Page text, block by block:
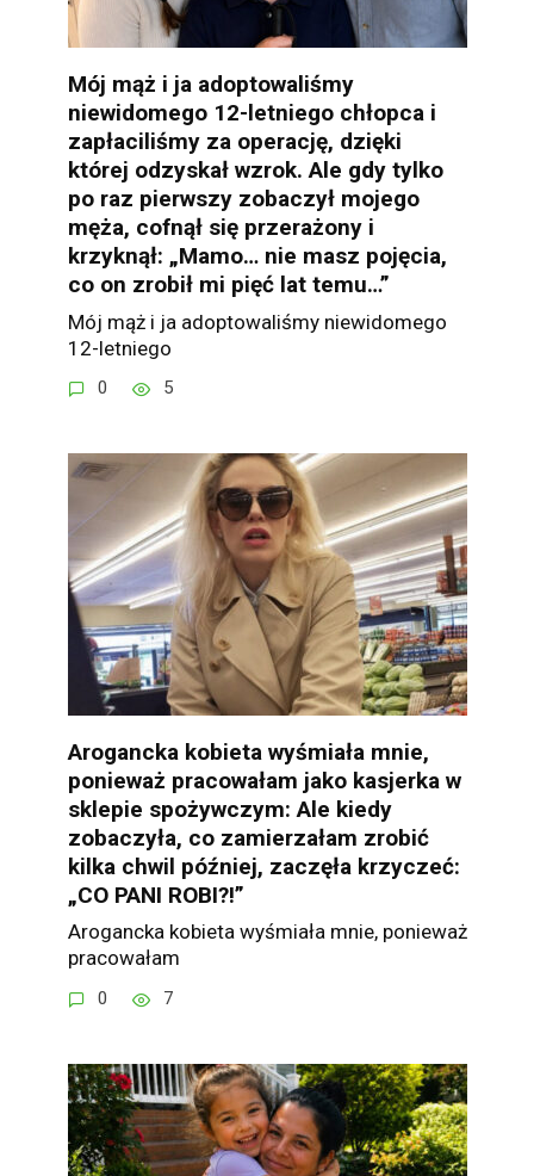
Mój mąż i ja adoptowaliśmy
niewidomego 12-letniego chłopca i
zapłaciliśmy za operację, dzięki
której odzyskał wzrok. Ale gdy tylko
po raz pierwszy zobaczył mojego
męża, cofnął się przerażony i
krzyknął: „Mamo… nie masz pojęcia,
co on zrobił mi pięć lat temu…”
Mój mąż i ja adoptowaliśmy niewidomego
12-letniego
0 5
Arogancka kobieta wyśmiała mnie,
ponieważ pracowałam jako kasjerka w
sklepie spożywczym: Ale kiedy
zobaczyła, co zamierzałam zrobić
kilka chwil później, zaczęła krzyczeć:
„CO PANI ROBI?!”
Arogancka kobieta wyśmiała mnie, ponieważ
pracowałam
0 7